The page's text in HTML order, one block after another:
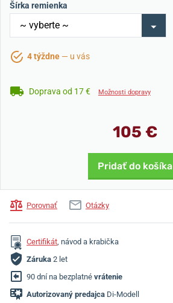
Šírka remienka
4 týždne — u vás
Doprava od 17 € Možnosti dopravy
105 €
Pridať do košíka
Porovnať Otázky
Certifikát, návod a krabička
Záruka 2 let
90 dní na bezplatné vrátenie
Autorizovaný predajca Di-Modell